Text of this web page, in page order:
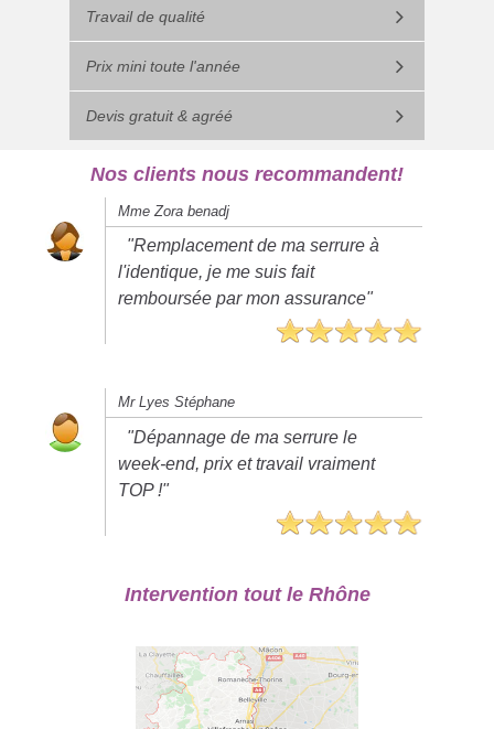
Travail de qualité
Prix mini toute l'année
Devis gratuit & agréé
Nos clients nous recommandent!
Mme Zora benadj
"Remplacement de ma serrure à
l'identique, je me suis fait
remboursée par mon assurance"
Mr Lyes Stéphane
"Dépannage de ma serrure le
week-end, prix et travail vraiment
TOP !"
Intervention tout le Rhône